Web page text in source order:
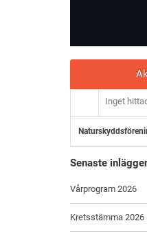
Inget
Senaste
Vårprogram 2026
Kretsstämma 2026